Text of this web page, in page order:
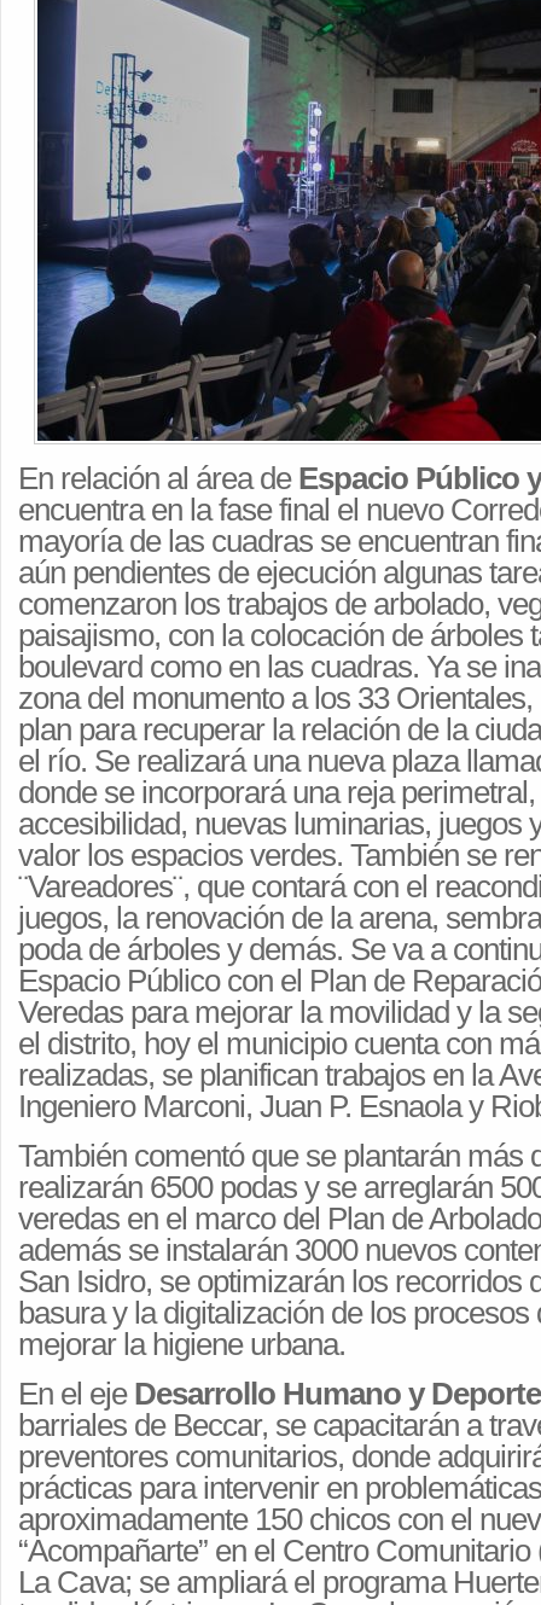
En relación al área de Espacio Público
encuentra en la fase final el nuevo
mayoría de las cuadras se encuentran
aún pendientes de ejecución algunas
comenzaron los trabajos de arbolado,
paisajismo, con la colocación de árboles
boulevard como en las cuadras. Ya se
zona del monumento a los 33
plan para recuperar la relación de la
el río. Se realizará una nueva plaza
donde se incorporará una reja
accesibilidad, nuevas luminarias, juegos
valor los espacios verdes. También se
¨Vareadores¨, que contará con el
juegos, la renovación de la arena,
poda de árboles y demás. Se va a
Espacio Público con el Plan de
Veredas para mejorar la movilidad y la
el distrito, hoy el municipio cuenta con
realizadas, se planifican trabajos en la
Ingeniero Marconi, Juan P. Esnaola y
También comentó que se plantarán más
realizarán 6500 podas y se arreglarán
veredas en el marco del Plan de
además se instalarán 3000 nuevos
San Isidro, se optimizarán los recorridos
basura y la digitalización de los procesos
mejorar la higiene urbana.
En el eje Desarrollo Humano y
barriales de Beccar, se capacitarán a
preventores comunitarios, donde
prácticas para intervenir en
aproximadamente 150 chicos con el
“Acompañarte” en el Centro
La Cava; se ampliará el programa